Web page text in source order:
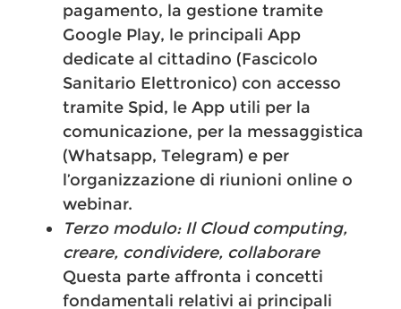
pagamento, la gestione tramite
Google Play, le principali App
dedicate al cittadino (Fascicolo
Sanitario Elettronico) con accesso
tramite Spid, le App utili per la
comunicazione, per la messaggistica
(Whatsapp, Telegram) e per
l’organizzazione di riunioni online o
webinar.
Terzo modulo: Il Cloud computing,
creare, condividere, collaborare
Questa parte affronta i concetti
fondamentali relativi ai principali